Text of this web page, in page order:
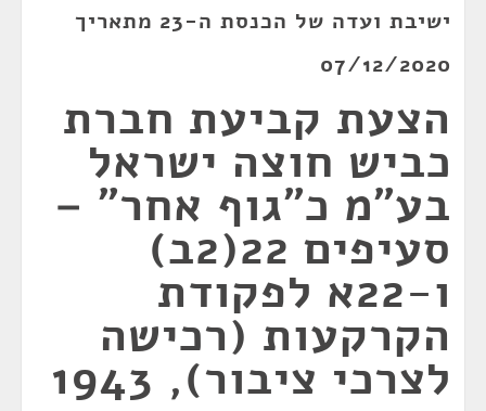
ישיבת ועדה של הכנסת ה-23 מתאריך
07/12/2020
הצעת קביעת חברת
כביש חוצה ישראל
בע"מ כ"גוף אחר" –
סעיפים 22(2ב)
ו-22א לפקודת
הקרקעות (רכישה
לצרכי ציבור), 1943